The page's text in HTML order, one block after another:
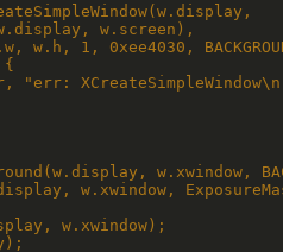
w.screen),
w.h, 1, 0xee4030,
{
"err:
w.xwindow,
w.xwindow,
w.xwindow);